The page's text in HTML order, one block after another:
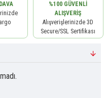
%100 GÜVENLI
ALIŞVERIŞ
Alışverişlerinizde 3D
Secure/SSL Sertifikası